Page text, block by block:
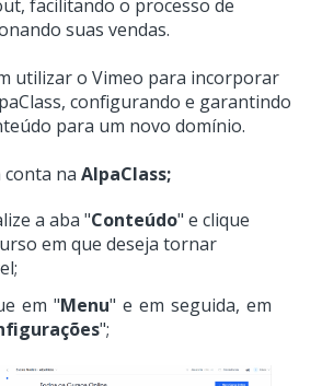
facilitando o processo de
suas vendas.
utilizar o Vimeo para incorporar
configurando e garantindo
para um novo domínio.
conta na AlpaClass;
a aba "Conteúdo" e clique
em que deseja tornar
em "Menu" e em seguida, em
";